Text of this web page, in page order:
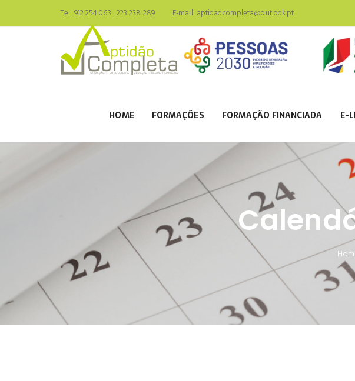
Tel: 912 254 063 | 223 238 289 E-mail: aptidaocompleta@outlook.pt
HOME FORMAÇÕES FORMAÇÃO FINANCIADA E-